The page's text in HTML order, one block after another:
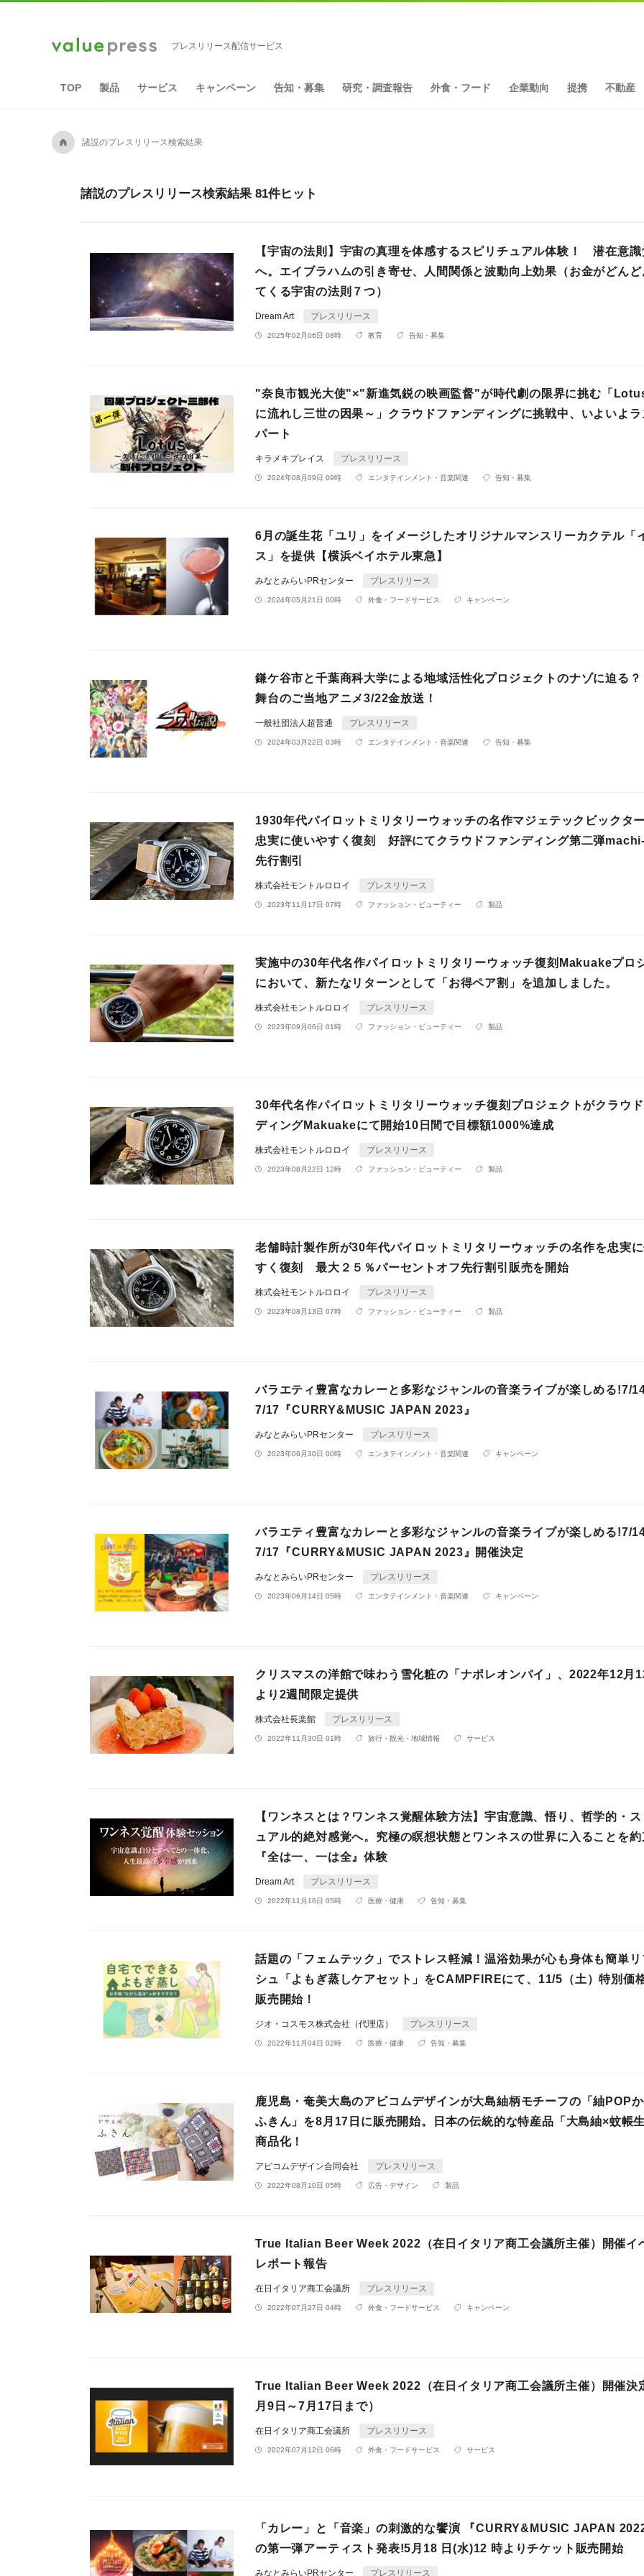
プレスリリース配信サービス
TOP 製品 サービス キャンペーン 告知・募集 研究・調査報告 外食・フード 企業動向 提携 不動産
A 諸説のプレスリリース検索結果
諸説のプレスリリース検索結果 81件ヒット
【宇宙の法則】宇宙の真理を体感するスピリチュアル体験！ 潜在意識
へ。エイブラハムの引き寄せ、人間関係と波動向上効果（お金がどん
てくる宇宙の法則７つ）
Dream Art プレスリリース
2025年02月06日 08時 教育 告知・募集
"奈良市観光大使"×"新進気鋭の映画監督"が時代劇の限界に挑む「
に流れし三世の因果～」クラウドファンディングに挑戦中、いよいよ
パート
キラメキプレイス プレスリリース
2024年08月09日 09時 エンタテインメント・音楽関連 告知・募集
6月の誕生花「ユリ」をイメージしたオリジナルマンスリーカクテル「
ス」を提供【横浜ベイホテル東急】
みなとみらいPRセンター プレスリリース
2024年05月21日 00時 外食・フードサービス キャンペーン
鎌ケ谷市と千葉商科大学による地域活性化プロジェクトのナゾに迫る
舞台のご当地アニメ3/22金放送！
一般社団法人超普通 プレスリリース
2024年03月22日 03時 エンタテインメント・音楽関連 告知・募集
1930年代パイロットミリタリーウォッチの名作マジェテックビックタ
忠実に使いやすく復刻 好評にてクラウドファンディング第二弾
先行割引
株式会社モントルロロイ プレスリリース
2023年11月17日 07時 ファッション・ビューティー 製品
実施中の30年代名作パイロットミリタリーウォッチ復刻Makuakeプロ
において、新たなリターンとして「お得ペア割」を追加しました。
株式会社モントルロロイ プレスリリース
2023年09月06日 01時 ファッション・ビューティー 製品
30年代名作パイロットミリタリーウォッチ復刻プロジェクトがクラウ
ディングMakuakeにて開始10日間で目標額1000%達成
株式会社モントルロロイ プレスリリース
2023年08月22日 12時 ファッション・ビューティー 製品
老舗時計製作所が30年代パイロットミリタリーウォッチの名作を忠実
すく復刻 最大２５％パーセントオフ先行割引販売を開始
株式会社モントルロロイ プレスリリース
2023年08月13日 07時 ファッション・ビューティー 製品
バラエティ豊富なカレーと多彩なジャンルの音楽ライブが楽しめる!7/
7/17『CURRY&MUSIC JAPAN 2023』
みなとみらいPRセンター プレスリリース
2023年06月30日 00時 エンタテインメント・音楽関連 キャンペーン
バラエティ豊富なカレーと多彩なジャンルの音楽ライブが楽しめる!7/
7/17『CURRY&MUSIC JAPAN 2023』開催決定
みなとみらいPRセンター プレスリリース
2023年06月14日 05時 エンタテインメント・音楽関連 キャンペーン
クリスマスの洋館で味わう雪化粧の「ナポレオンパイ」、2022年12月
より2週間限定提供
株式会社長楽館 プレスリリース
2022年11月30日 01時 旅行・観光・地域情報 サービス
【ワンネスとは？ワンネス覚醒体験方法】宇宙意識、悟り、哲学的・
ュアル的絶対感覚へ。究極の瞑想状態とワンネスの世界に入ることを約
『全は一、一は全』体験
Dream Art プレスリリース
2022年11月16日 05時 医療・健康 告知・募集
話題の「フェムテック」でストレス軽減！温浴効果が心も身体も簡単
シュ「よもぎ蒸しケアセット」をCAMPFIREにて、11/5（土）特別価
販売開始！
ジオ・コスモス株式会社（代理店） プレスリリース
2022年11月04日 02時 医療・健康 告知・募集
鹿児島・奄美大島のアビコムデザインが大島紬柄モチーフの「紬POP
ふきん」を8月17日に販売開始。日本の伝統的な特産品「大島紬×蚊帳
商品化！
アビコムデザイン合同会社 プレスリリース
2022年08月10日 05時 広告・デザイン 製品
True Italian Beer Week 2022（在日イタリア商工会議所主催）開催イ
レポート報告
在日イタリア商工会議所 プレスリリース
2022年07月27日 04時 外食・フードサービス キャンペーン
True Italian Beer Week 2022（在日イタリア商工会議所主催）開催決
月9日～7月17日まで）
在日イタリア商工会議所 プレスリリース
2022年07月12日 06時 外食・フードサービス サービス
「カレー」と「音楽」の刺激的な饗演 『CURRY&MUSIC JAPAN
の第一弾アーティスト発表!5月18 日(水)12 時よりチケット販売開始
みなとみらいPRセンター プレスリリース